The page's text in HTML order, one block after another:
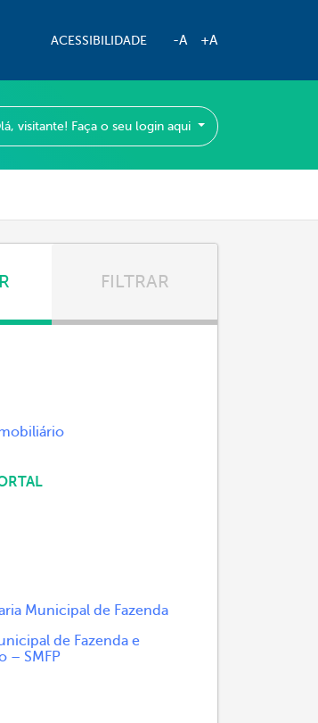
ACESSIBILIDADE -A +A
visitante! Faça o seu login aqui
FILTRAR
Municipal de Fazenda
de Fazenda e
– SMFP